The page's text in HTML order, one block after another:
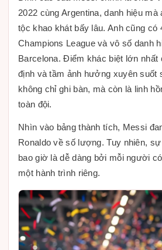
2022 cùng Argentina, danh hiệu
tộc khao khát bấy lâu. Anh cũng có
Champions League và vô số danh
Barcelona. Điểm khác biệt lớn
định và tầm ảnh hưởng xuyên suốt
không chỉ ghi bàn, mà còn là linh
toàn đội.
Nhìn vào bảng thành tích, Messi
Ronaldo về số lượng. Tuy nhiên,
bao giờ là dễ dàng bởi mỗi người
một hành trình riêng.